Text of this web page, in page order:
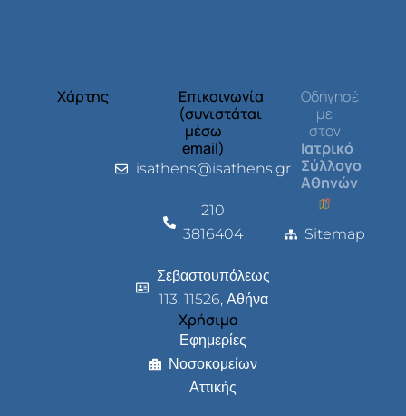
Χάρτης
Επικοινωνία
(συνιστάται
μέσω
email)
isathens@isathens.gr
210
3816404
Σεβαστουπόλεως
113, 11526, Αθήνα
Χρήσιμα
Εφημερίες
Νοσοκομείων
Αττικής
Οδήγησέ
με
στον
Ιατρικό
Σύλλογο
Αθηνών
Sitemap